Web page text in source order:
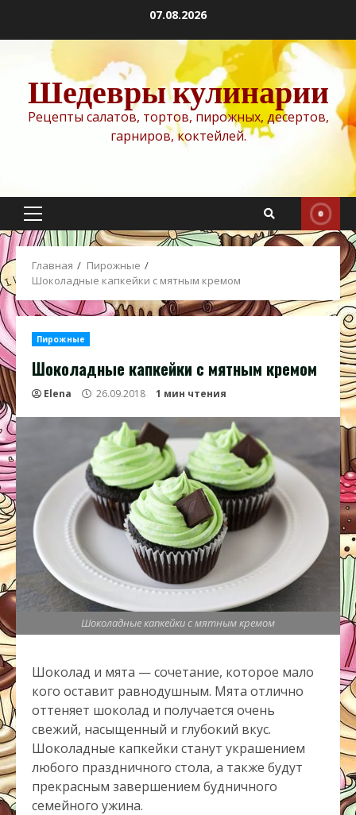
содержимому
07.08.2026
Шедевры кулинарии
Рецепты салатов, тортов, пирожных, десертов,
гарниров, коктейлей.
Основное
меню
Главная
Пирожные
Шоколадные капкейки с мятным кремом
Пирожные
Шоколадные капкейки с мятным кремом
Elena 26.09.2018 1 мин чтения
Шоколадные капкейки с мятным кремом
Шоколад и мята — сочетание, которое мало
кого оставит равнодушным. Мята отлично
оттеняет шоколад и получается очень
свежий, насыщенный и глубокий вкус.
Шоколадные капкейки станут украшением
любого праздничного стола, а также будут
прекрасным завершением будничного
семейного ужина.